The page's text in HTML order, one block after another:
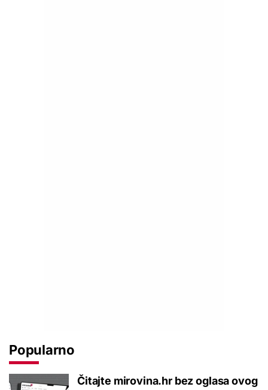
Popularno
Čitajte mirovina.hr bez oglasa ovog